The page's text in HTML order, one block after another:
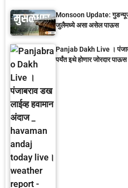
Monsoon Update:
जुलैमध्ये असा असेल पाऊस
Panjab Dakh Live ।
पर्यंत इथे होणार जोरदार पाऊस